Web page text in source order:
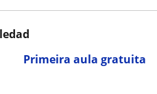
Primeira aula gratuita